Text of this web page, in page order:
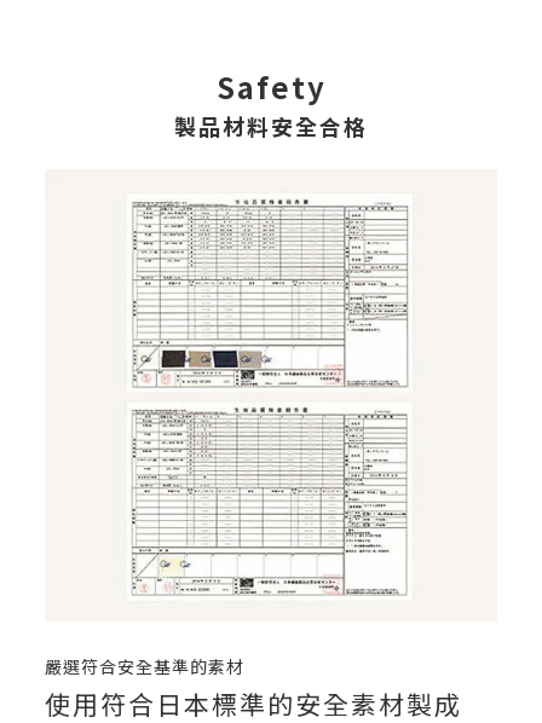
Safety
製品材料安全合格
嚴選符合安全基準的素材
使用符合日本標準的安全素材製成